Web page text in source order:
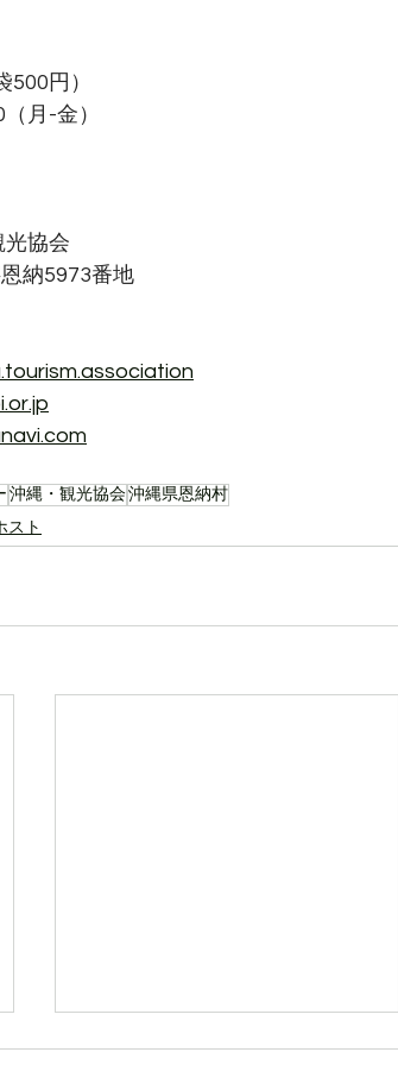
円）
月-金）
光協会
納5973番地
沖縄・観光協会沖縄県恩納村
スト